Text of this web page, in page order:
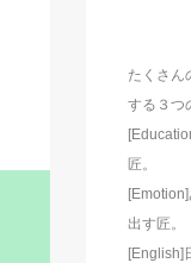
たくさん
する３つ
匠。
出す匠。
[English]